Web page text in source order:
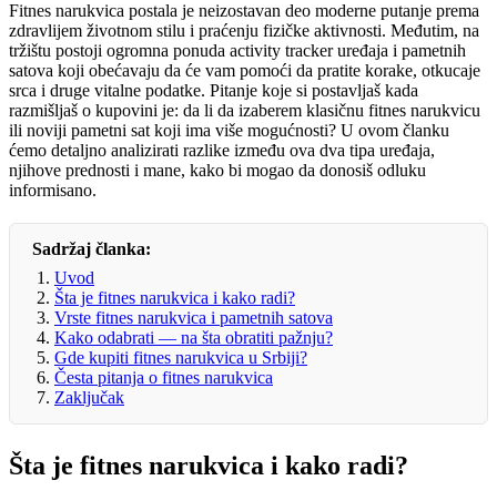
Fitnes narukvica postala je neizostavan deo moderne putanje prema
zdravlijem životnom stilu i praćenju fizičke aktivnosti. Međutim, na
tržištu postoji ogromna ponuda activity tracker uređaja i pametnih
satova koji obećavaju da će vam pomoći da pratite korake, otkucaje
srca i druge vitalne podatke. Pitanje koje si postavljaš kada
razmišljaš o kupovini je: da li da izaberem klasičnu fitnes narukvicu
ili noviji pametni sat koji ima više mogućnosti? U ovom članku
ćemo detaljno analizirati razlike između ova dva tipa uređaja,
njihove prednosti i mane, kako bi mogao da donosiš odluku
informisano.
Sadržaj članka:
Uvod
Šta je fitnes narukvica i kako radi?
Vrste fitnes narukvica i pametnih satova
Kako odabrati — na šta obratiti pažnju?
Gde kupiti fitnes narukvica u Srbiji?
Česta pitanja o fitnes narukvica
Zaključak
Šta je fitnes narukvica i kako radi?